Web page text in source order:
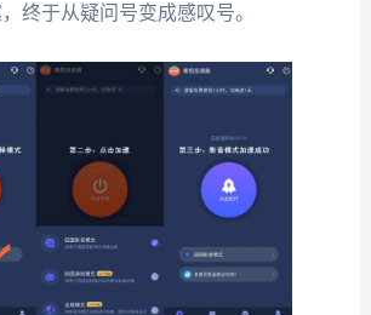
终于从疑问号变成感叹号。